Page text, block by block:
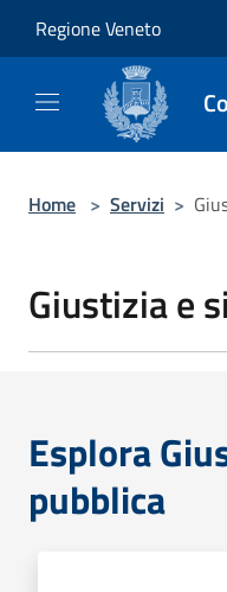
Regione Veneto
Home > Servizi >
Giustizia e
Esplora
pubblica